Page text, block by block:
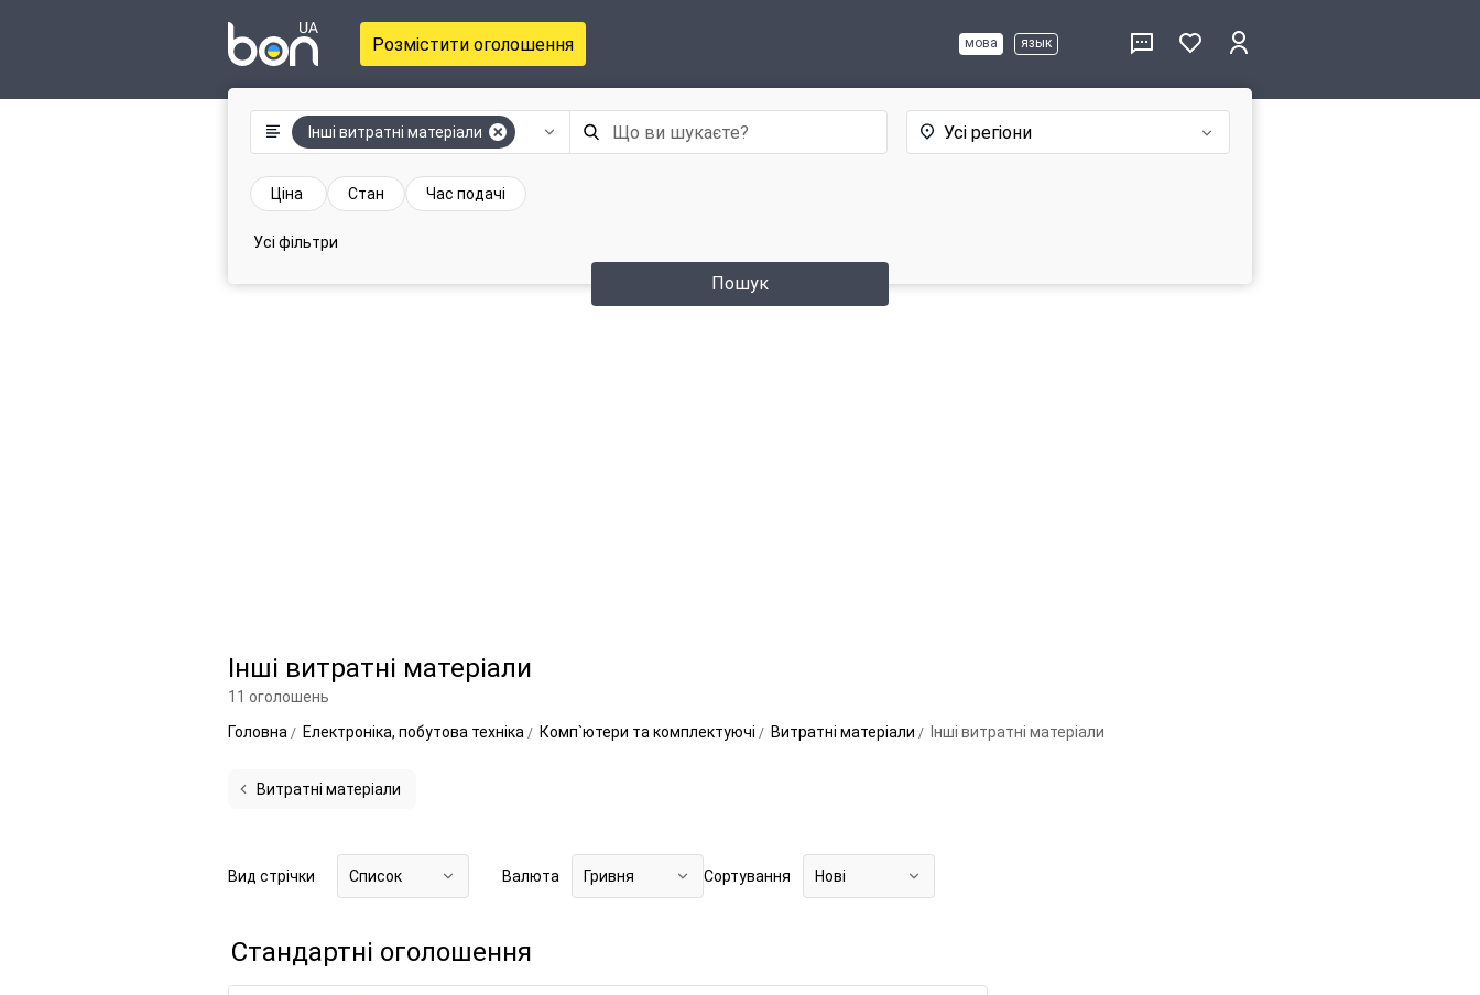
Розмістити оголошення мова язык
Інші витратні матеріали Усі регіони
Пошук
Ціна Стан Час подачі
Усі фільтри
Інші витратні матеріали
11 оголошень
Головна
Електроніка, побутова техніка Комп`ютери та комплектуючі Витратні матеріали Інші витратні матеріали
Витратні матеріали
Вид стрічки Список Валюта Гривня Сортування Нові
Стандартні оголошення